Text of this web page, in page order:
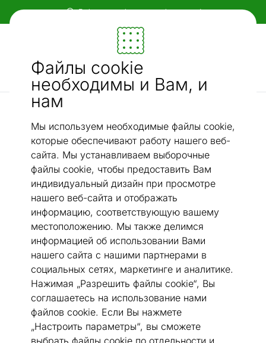
Файлы cookie
необходимы и Вам, и
нам
Мы используем необходимые файлы cookie,
которые обеспечивают работу нашего веб-
сайта. Мы устанавливаем выборочные
файлы cookie, чтобы предоставить Вам
индивидуальный дизайн при просмотре
нашего веб-сайта и отображать
информацию, соответствующую вашему
местоположению. Мы также делимся
информацией об использовании Вами
нашего сайта с нашими партнерами в
социальных сетях, маркетинге и аналитике.
Нажимая „Разрешить файлы cookie“, Вы
соглашаетесь на использование нами
файлов cookie. Если Вы нажмете
„Настроить параметры“, вы сможете
выбрать файлы cookie по отдельности и
Гибкие и удобные способы оплаты!
Мебель и убранство - ON24
Ищи...
/ Микроволновая печь Sencor SMW0717WH, белый
Перейти к слайду 1
Перейти к слайду 2
Перейти к слайду 3
Перейти к слайду 4
Перейти к слайду 5
Перейти к слайду 6